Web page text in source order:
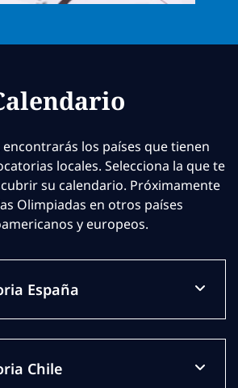
los países que tienen
locales. Selecciona la que te
su calendario. Próximamente
Olimpiadas en otros países
y europeos.
España
Chile